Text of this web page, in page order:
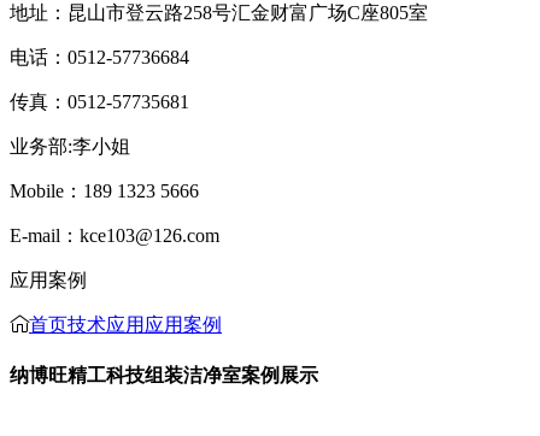
地址：昆山市登云路258号汇金财富广场C座805室
电话：0512-57736684
传真：0512-57735681
业务部:李小姐
Mobile：189 1323 5666
E-mail：kce103@126.com
应用案例
首页技术应用 应用案例
纳博旺精工科技组装洁净室案例展示